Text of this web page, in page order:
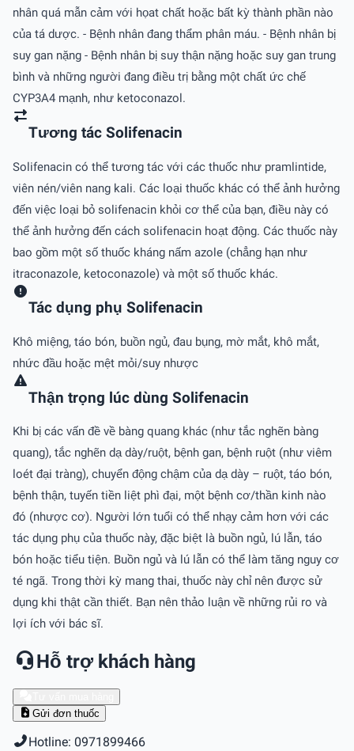
nhân quá mẫn cảm với họat chất hoặc bất kỳ thành phần nào
của tá dược. - Bệnh nhân đang thẩm phân máu. - Bệnh nhân bị
suy gan nặng - Bệnh nhân bị suy thận nặng hoặc suy gan trung
bình và những người đang điều trị bằng một chất ức chế
CYP3A4 mạnh, như ketoconazol.
Tương tác Solifenacin
Solifenacin có thể tương tác với các thuốc như pramlintide,
viên nén/viên nang kali. Các loại thuốc khác có thể ảnh hưởng
đến việc loại bỏ solifenacin khỏi cơ thể của bạn, điều này có
thể ảnh hưởng đến cách solifenacin hoạt động. Các thuốc này
bao gồm một số thuốc kháng nấm azole (chẳng hạn như
itraconazole, ketoconazole) và một số thuốc khác.
Tác dụng phụ Solifenacin
Khô miệng, táo bón, buồn ngủ, đau bụng, mờ mắt, khô mắt,
nhức đầu hoặc mệt mỏi/suy nhược
Thận trọng lúc dùng Solifenacin
Khi bị các vấn đề về bàng quang khác (như tắc nghẽn bàng
quang), tắc nghẽn dạ dày/ruột, bệnh gan, bệnh ruột (như viêm
loét đại tràng), chuyển động chậm của dạ dày – ruột, táo bón,
bệnh thận, tuyến tiền liệt phì đại, một bệnh cơ/thần kinh nào
đó (nhược cơ). Người lớn tuổi có thể nhạy cảm hơn với các
tác dụng phụ của thuốc này, đặc biệt là buồn ngủ, lú lẫn, táo
bón hoặc tiểu tiện. Buồn ngủ và lú lẫn có thể làm tăng nguy cơ
té ngã. Trong thời kỳ mang thai, thuốc này chỉ nên được sử
dụng khi thật cần thiết. Bạn nên thảo luận về những rủi ro và
lợi ích với bác sĩ.
Hỗ trợ khách hàng
Gửi đơn thuốc
Hotline: 0971899466